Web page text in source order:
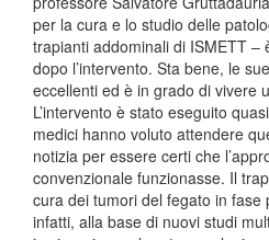
per la cura e lo studio delle
trapianti addominali di ISMETT –
dopo l’intervento. Sta bene, le
eccellenti ed è in grado di vivere
L’intervento è stato eseguito
medici hanno voluto attendere
notizia per essere certi che
convenzionale funzionasse. Il
cura dei tumori del fegato in fase
infatti, alla base di nuovi studi